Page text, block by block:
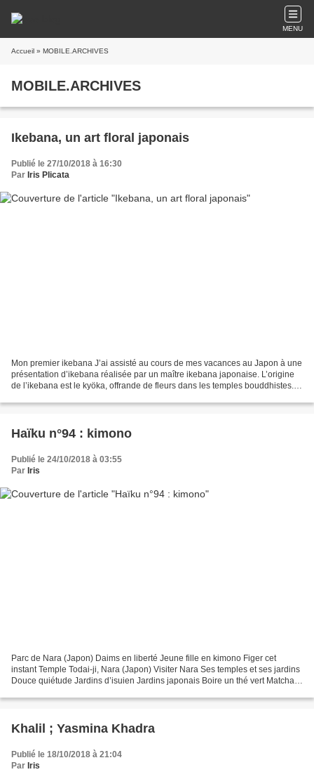
MENU
Accueil » MOBILE.ARCHIVES
MOBILE.ARCHIVES
Ikebana, un art floral japonais
Publié le 27/10/2018 à 16:30
Par Iris Plicata
Mon premier ikebana J’ai assisté au cours de mes vacances au Japon à une
présentation d’ikebana réalisée par un maître ikebana japonaise. L’origine
de l’ikebana est le kyöka, offrande de fleurs dans les temples bouddhistes.
Haïku n°94 : kimono
Publié le 24/10/2018 à 03:55
Par Iris
Parc de Nara (Japon) Daims en liberté Jeune fille en kimono Figer cet
instant Temple Todai-ji, Nara (Japon) Visiter Nara Ses temples et ses jardins
Douce quiétude Jardins d’isuien Jardins japonais Boire un thé vert Matcha
Khalil ; Yasmina Khadra
Publié le 18/10/2018 à 21:04
Par Iris